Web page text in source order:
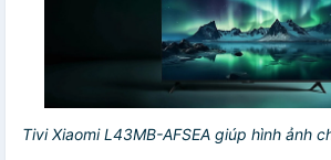
Tivi Xiaomi L43MB-AFSEA giúp hình ảnh